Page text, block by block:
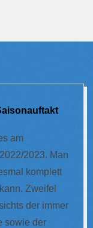
am
2023. Man
komplett
Zweifel
der immer
sowie der